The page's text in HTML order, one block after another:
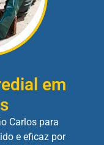
em
Carlos para
e eficaz por